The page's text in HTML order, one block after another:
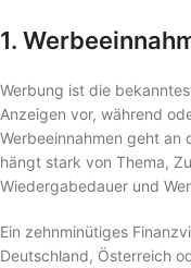
1.
Werbung ist die
Anzeigen vor, während
Werbeeinnahmen geht an
hängt stark von Thema,
Wiedergabedauer und
Ein zehnminütiges
Deutschland, Österreich